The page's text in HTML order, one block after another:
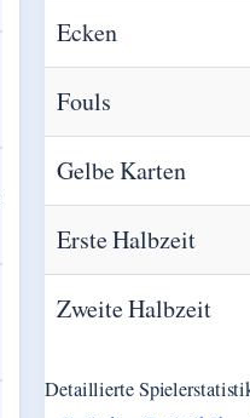
Ecken
Fouls
Gelbe Karten
Erste Halbzeit
Zweite Halbzeit
Detaillierte